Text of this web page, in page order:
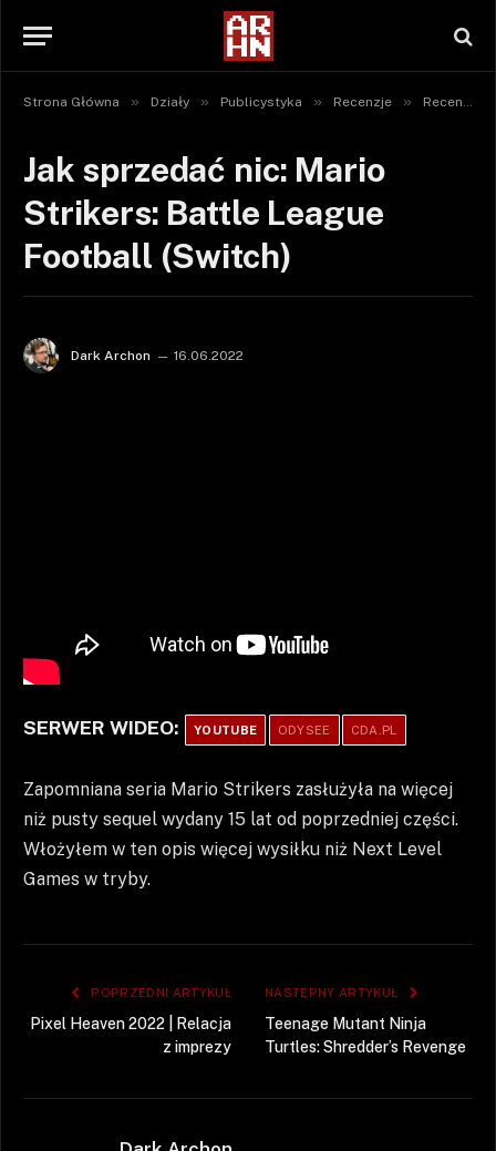
Strona Główna » Działy » Publicystyka » Recenzje » Recenzje gier
Jak sprzedać nic: Mario
Strikers: Battle League
Football (Switch)
Dark Archon 16.06.2022
SERWER WIDEO: YOUTUBE ODYSEE CDA.PL
Zapomniana seria Mario Strikers zasłużyła na więcej
niż pusty sequel wydany 15 lat od poprzedniej części.
Włożyłem w ten opis więcej wysiłku niż Next Level
Games w tryby.
POPRZEDNI ARTYKUŁ
Pixel Heaven 2022 | Relacja
z imprezy
NASTĘPNY ARTYKUŁ
Teenage Mutant Ninja
Turtles: Shredder’s Revenge